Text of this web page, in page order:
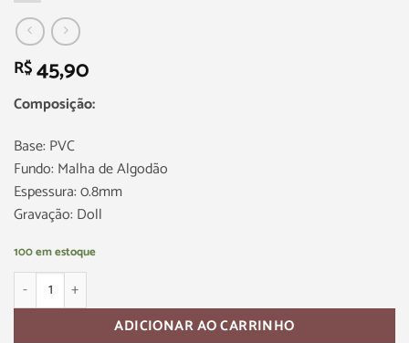
R$45,90
Composição:
Base: PVC
Fundo: Malha de Algodão
Espessura: 0.8mm
Gravação: Doll
100 em estoque
ADICIONAR AO CARRINHO